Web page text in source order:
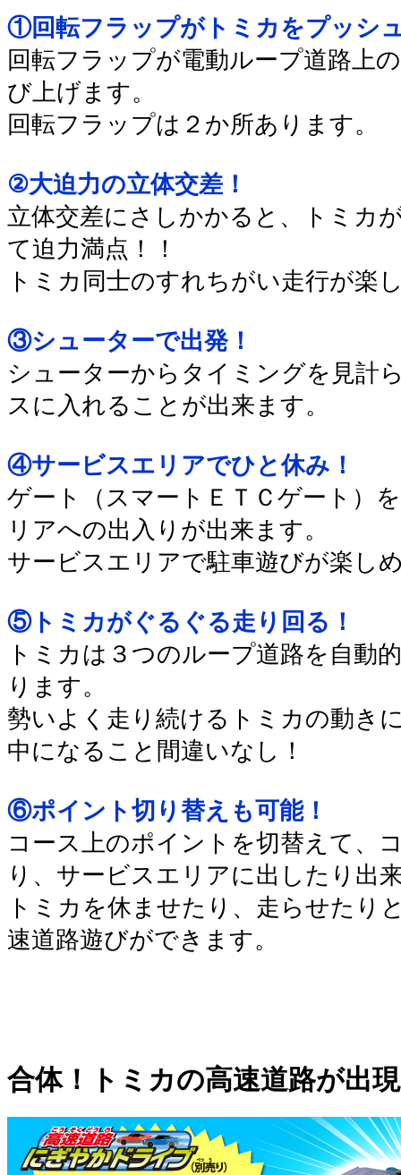
①回転フラップがトミカをプッシ
回転フラップが電動ループ道路上
び上げます。
回転フラップは２か所あります。
②大迫力の立体交差！
立体交差にさしかかると、トミカ
て迫力満点！！
トミカ同士のすれちがい走行が楽
③シューターで出発！
シューターからタイミングを見計
スに入れることが出来ます。
④サービスエリアでひと休み！
ゲート（スマートＥＴＣゲート）
リアへの出入りが出来ます。
サービスエリアで駐車遊びが楽し
⑤トミカがぐるぐる走り回る！
トミカは３つのループ道路を自動
ります。
勢いよく走り続けるトミカの動き
中になること間違いなし！
⑥ポイント切り替えも可能！
コース上のポイントを切替えて、
り、サービスエリアに出したり出
トミカを休ませたり、走らせたり
速道路遊びができます。
合体！トミカの高速道路が出